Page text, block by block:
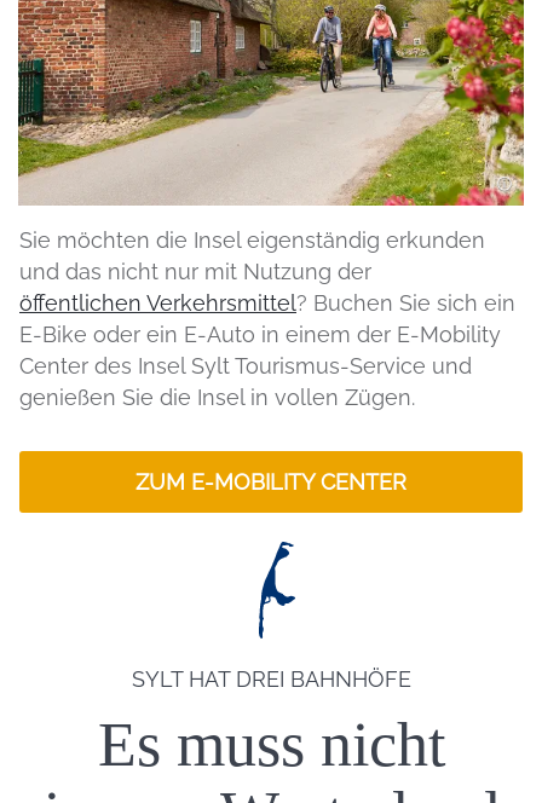
Sie möchten die Insel eigenständig erkunden
und das nicht nur mit Nutzung der
öffentlichen Verkehrsmittel? Buchen Sie sich ein
E-Bike oder ein E-Auto in einem der E-Mobility
Center des Insel Sylt Tourismus-Service und
genießen Sie die Insel in vollen Zügen.
ZUM E-MOBILITY CENTER
Einleitung
SYLT HAT DREI BAHNHÖFE
Es muss nicht